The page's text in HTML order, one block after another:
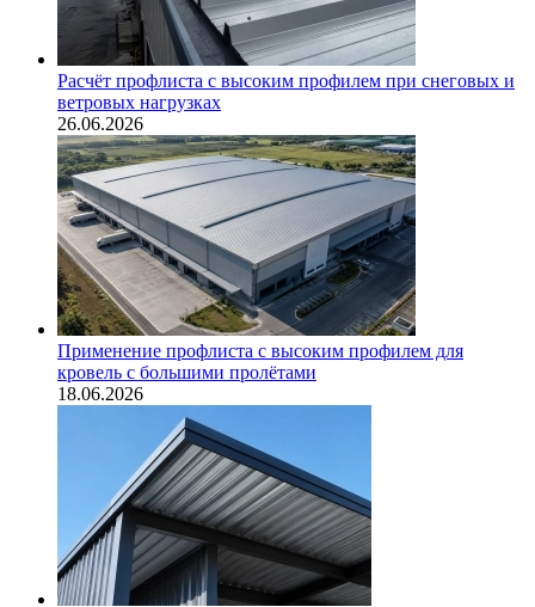
Расчёт профлиста с высоким профилем при снеговых и
ветровых нагрузках
26.06.2026
Применение профлиста с высоким профилем для
кровель с большими пролётами
18.06.2026